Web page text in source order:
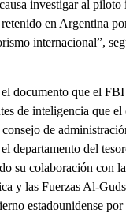
investigar al piloto
en Argentina
internacional”,
documento que el
de inteligencia que
de
departamento del
su colaboración con
y las Fuerzas Al-
estadounidense